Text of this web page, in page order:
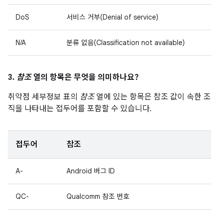
DoS 서비스 거부(Denial of service)
N/A 분류 없음(Classification not available)
3. 참조열의 항목은 무엇을 의미하나요?
취약점 세부정보 표의 참조열에 있는 항목은 참조 값이 속한 조
직을 나타내는 접두어를 포함할 수 있습니다.
접두어 참조
A- Android 버그 ID
QC- Qualcomm 참조 번호